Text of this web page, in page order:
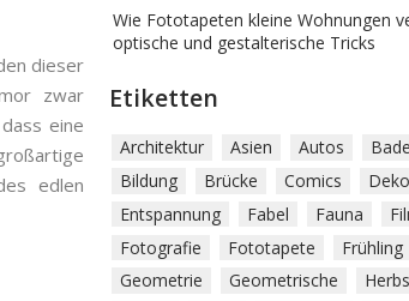
dieser
zwar
eine
edlen
Wie Fototapeten kleine Wohnungen
optische und gestalterische Tricks
Etiketten
Architektur Asien Autos
Bildung
Brücke Comics
Entspannung
Fabel Fauna
Fotografie
Fototapete Frühling
Geometrie
Geometrische